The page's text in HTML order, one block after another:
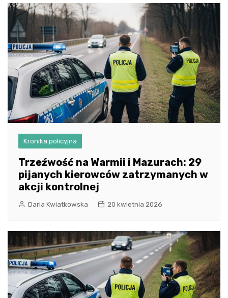
Kronika policyjna
Trzeźwość na Warmii i Mazurach: 29
pijanych kierowców zatrzymanych w
akcji kontrolnej
Daria Kwiatkowska 20 kwietnia 2026